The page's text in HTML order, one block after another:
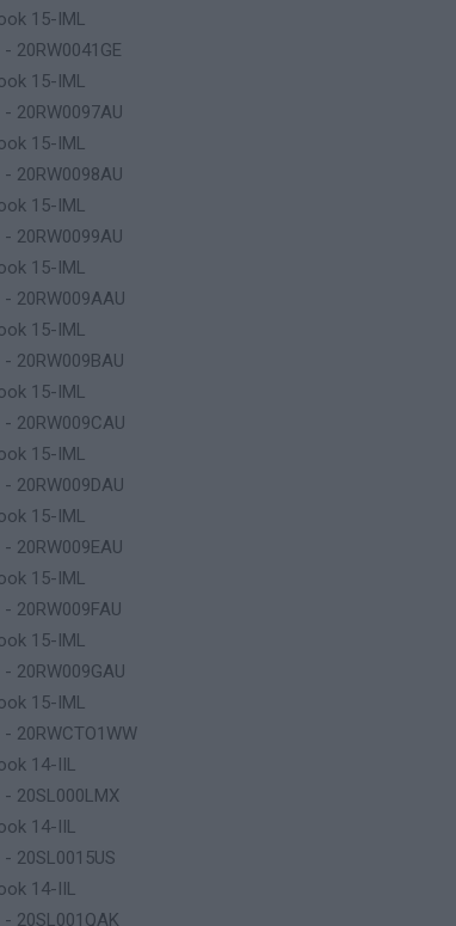
15-IML
20RW0041GE
15-IML
20RW0097AU
15-IML
20RW0098AU
15-IML
20RW0099AU
15-IML
20RW009AAU
15-IML
20RW009BAU
15-IML
20RW009CAU
15-IML
20RW009DAU
15-IML
20RW009EAU
15-IML
20RW009FAU
15-IML
20RW009GAU
15-IML
20RWCTO1WW
14-IIL
20SL000LMX
14-IIL
20SL0015US
14-IIL
20SL001QAK